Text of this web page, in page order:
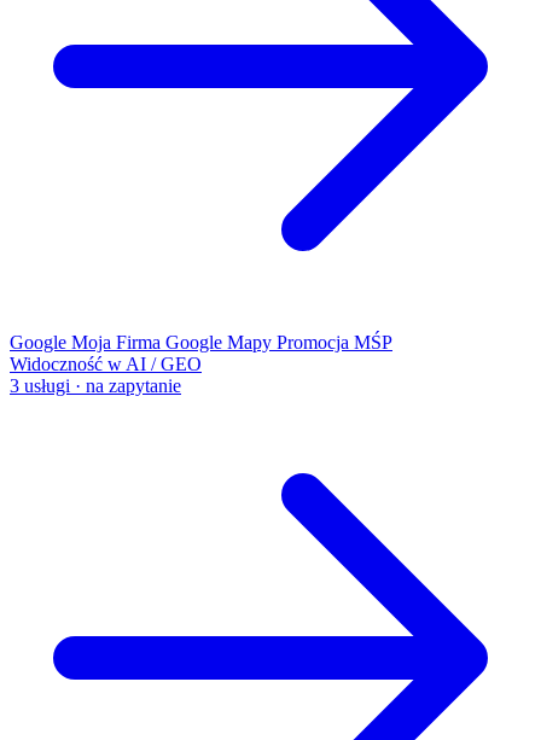
Google Moja Firma Google Mapy Promocja MŚP
Widoczność w AI / GEO
3 usługi · na zapytanie